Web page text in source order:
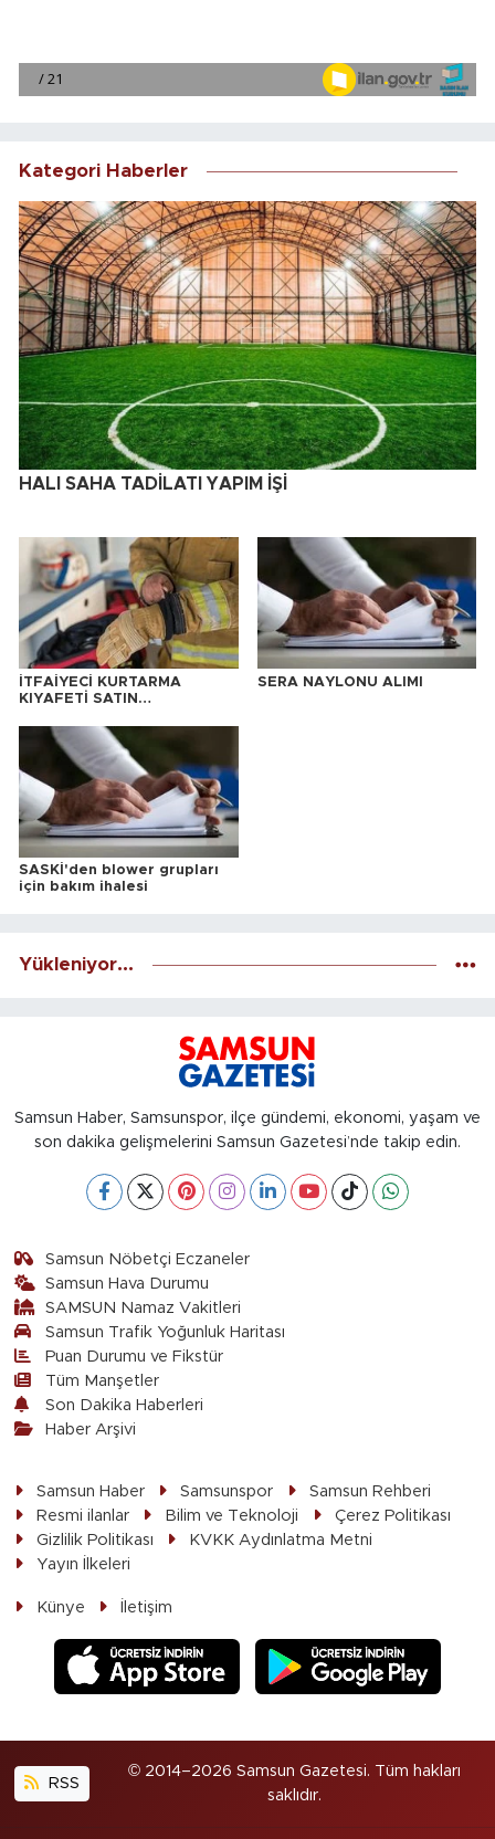
Kategori Haberler
HALI SAHA TADİLATI YAPIM İŞİ
İTFAİYECİ KURTARMA
KIYAFETİ SATIN
SERA NAYLONU ALIMI
SASKİ'den blower grupları
için bakım ihalesi
Yükleniyor...
Samsun Haber, Samsunspor, ilçe gündemi, ekonomi, yaşam ve
son dakika gelişmelerini Samsun Gazetesi’nde takip edin.
Samsun Nöbetçi Eczaneler
Samsun Hava Durumu
SAMSUN Namaz Vakitleri
Samsun Trafik Yoğunluk Haritası
Puan Durumu ve Fikstür
Tüm Manşetler
Son Dakika Haberleri
Haber Arşivi
Samsun Haber Samsunspor
Samsun Rehberi
Resmi ilanlar
Bilim ve Teknoloji
Çerez Politikası
Gizlilik Politikası
KVKK Aydınlatma Metni
Yayın İlkeleri
Künye İletişim
RSS
© 2014–2026 Samsun Gazetesi. Tüm hakları
saklıdır.